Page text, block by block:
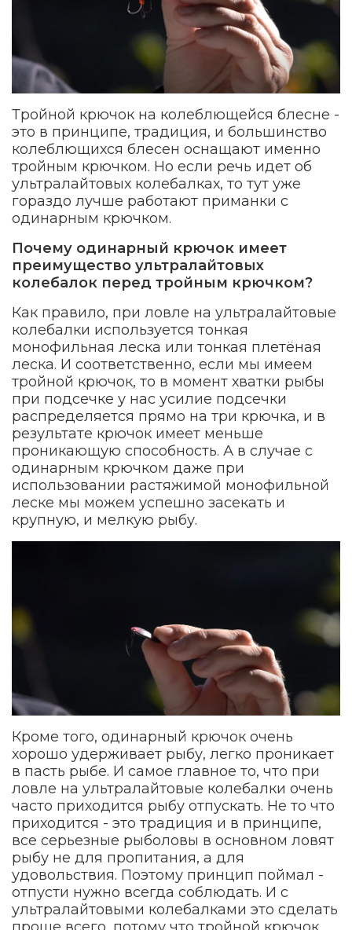
Тройной крючок на колеблющейся блесне -
это в принципе, традиция, и большинство
колеблющихся блесен оснащают именно
тройным крючком. Но если речь идет об
ультралайтовых колебалках, то тут уже
гораздо лучше работают приманки с
одинарным крючком.
Почему одинарный крючок имеет
преимущество ультралайтовых
колебалок перед тройным крючком?
Как правило, при ловле на ультралайтовые
колебалки используется тонкая
монофильная леска или тонкая плетёная
леска. И соответственно, если мы имеем
тройной крючок, то в момент хватки рыбы
при подсечке у нас усилие подсечки
распределяется прямо на три крючка, и в
результате крючок имеет меньше
проникающую способность. А в случае с
одинарным крючком даже при
использовании растяжимой монофильной
леске мы можем успешно засекать и
крупную, и мелкую рыбу.
Кроме того, одинарный крючок очень
хорошо удерживает рыбу, легко проникает
в пасть рыбе. И самое главное то, что при
ловле на ультралайтовые колебалки очень
часто приходится рыбу отпускать. Не то что
приходится - это традиция и в принципе,
все серьезные рыболовы в основном ловят
рыбу не для пропитания, а для
удовольствия. Поэтому принцип поймал -
отпусти нужно всегда соблюдать. И с
ультралайтовыми колебалками это сделать